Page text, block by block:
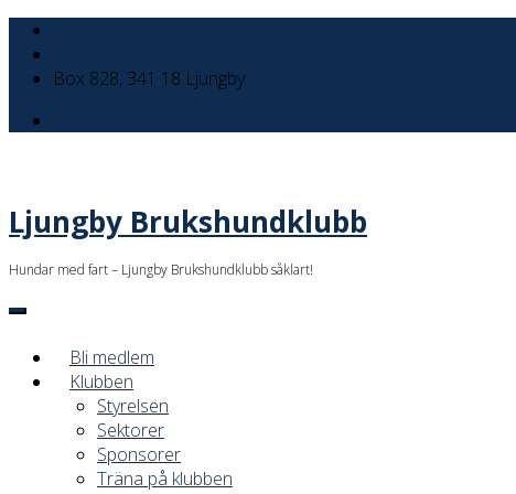
Box 828, 341 18 Ljungby
Ljungby Brukshundklubb
Hundar med fart – Ljungby Brukshundklubb såklart!
Bli medlem
Klubben
Styrelsen
Sektorer
Sponsorer
Träna på klubben